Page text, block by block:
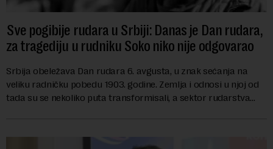
Sve pogibije rudara u Srbiji: Danas je Dan rudara,
za tragediju u rudniku Soko niko nije odgovarao
Srbija obeležava Dan rudara 6. avgusta, u znak sećanja na
veliku radničku pobedu 1903. godine. Zemlja i odnosi u njoj od
tada su se nekoliko puta transformisali, a sektor rudarstva